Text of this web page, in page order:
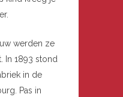
werden ze
In 1893 stond
in de
Pas in